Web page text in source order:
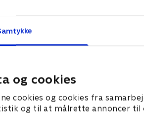
og cookies
cookies og cookies fra
og til at målrette annoncer til